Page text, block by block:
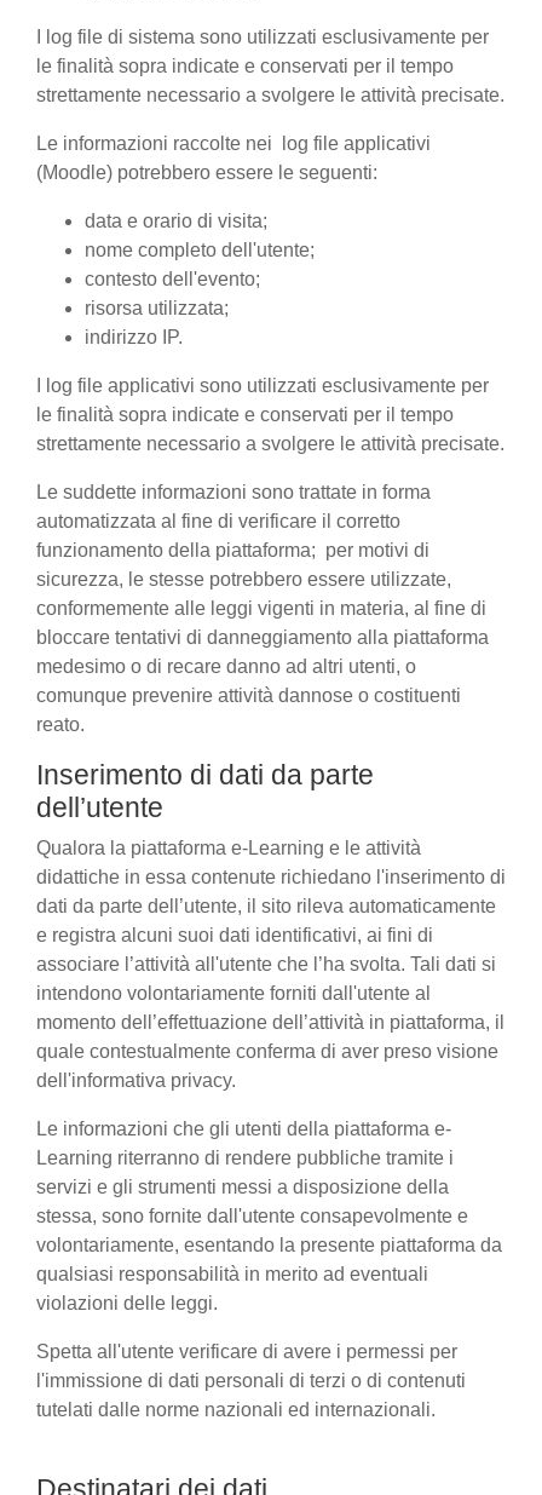
I log file di sistema sono utilizzati esclusivamente per
le finalità sopra indicate e conservati per il tempo
strettamente necessario a svolgere le attività precisate.
Le informazioni raccolte nei log file applicativi
(Moodle) potrebbero essere le seguenti:
data e orario di visita;
nome completo dell'utente;
contesto dell'evento;
risorsa utilizzata;
indirizzo IP.
I log file applicativi sono utilizzati esclusivamente per
le finalità sopra indicate e conservati per il tempo
strettamente necessario a svolgere le attività precisate.
Le suddette informazioni sono trattate in forma
automatizzata al fine di verificare il corretto
funzionamento della piattaforma; per motivi di
sicurezza, le stesse potrebbero essere utilizzate,
conformemente alle leggi vigenti in materia, al fine di
bloccare tentativi di danneggiamento alla piattaforma
medesimo o di recare danno ad altri utenti, o
comunque prevenire attività dannose o costituenti
reato.
Inserimento di dati da parte
dell’utente
Qualora la piattaforma e-Learning e le attività
didattiche in essa contenute richiedano l'inserimento di
dati da parte dell’utente, il sito rileva automaticamente
e registra alcuni suoi dati identificativi, ai fini di
associare l’attività all'utente che l’ha svolta. Tali dati si
intendono volontariamente forniti dall'utente al
momento dell’effettuazione dell’attività in piattaforma, il
quale contestualmente conferma di aver preso visione
dell'informativa privacy.
Le informazioni che gli utenti della piattaforma e-
Learning riterranno di rendere pubbliche tramite i
servizi e gli strumenti messi a disposizione della
stessa, sono fornite dall'utente consapevolmente e
volontariamente, esentando la presente piattaforma da
qualsiasi responsabilità in merito ad eventuali
violazioni delle leggi.
Spetta all'utente verificare di avere i permessi per
l'immissione di dati personali di terzi o di contenuti
tutelati dalle norme nazionali ed internazionali.